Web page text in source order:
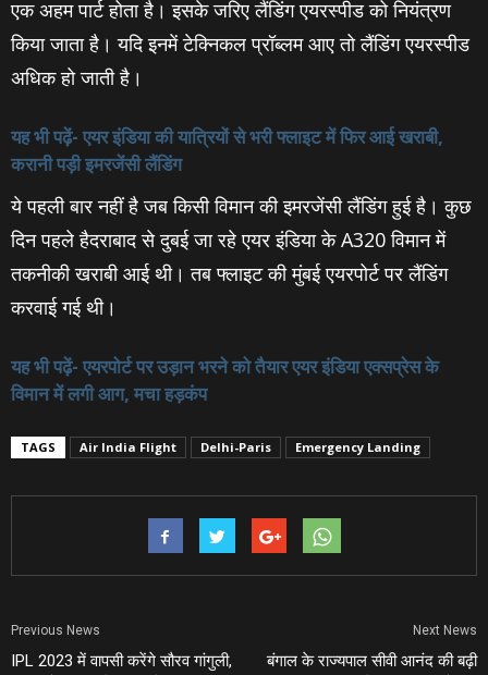
एक अहम पार्ट होता है। इसके जरिए लैंडिंग एयरस्पीड को नियंत्रण
किया जाता है। यदि इनमें टेक्निकल प्रॉब्लम आए तो लैंडिंग एयरस्पीड
अधिक हो जाती है।
यह भी पढ़ें- एयर इंडिया की यात्रियों से भरी फ्लाइट में फिर आई खराबी,
करानी पड़ी इमरजेंसी लैंडिंग
ये पहली बार नहीं है जब किसी विमान की इमरजेंसी लैंडिंग हुई है। कुछ
दिन पहले हैदराबाद से दुबई जा रहे एयर इंडिया के A320 विमान में
तकनीकी खराबी आई थी। तब फ्लाइट की मुंबई एयरपोर्ट पर लैंडिंग
करवाई गई थी।
यह भी पढ़ें- एयरपोर्ट पर उड़ान भरने को तैयार एयर इंडिया एक्सप्रेस के
विमान में लगी आग, मचा हड़कंप
TAGS Air India Flight Delhi-Paris Emergency Landing
Previous News
IPL 2023 में वापसी करेंगे सौरव गांगुली,
Next News
बंगाल के राज्यपाल सीवी आनंद की बढ़ी